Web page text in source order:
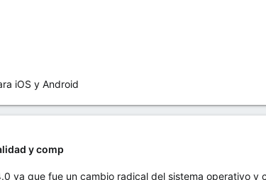
iOS y Android
y comp
ya que fue un cambio radical del sistema operativo y